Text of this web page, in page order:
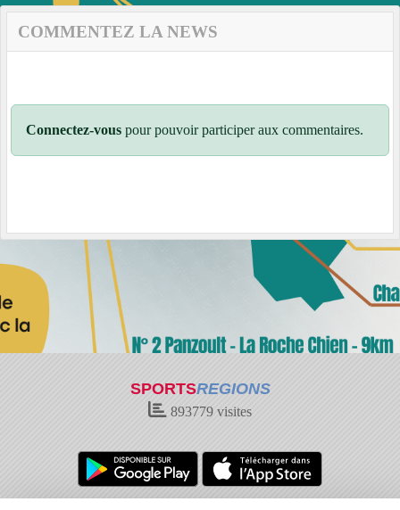
COMMENTEZ LA NEWS
Connectez-vous pour pouvoir participer aux commentaires.
SPORTSREGIONS
893779 visites